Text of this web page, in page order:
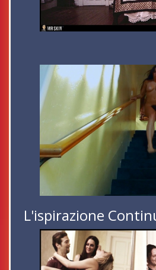
L'ispirazione